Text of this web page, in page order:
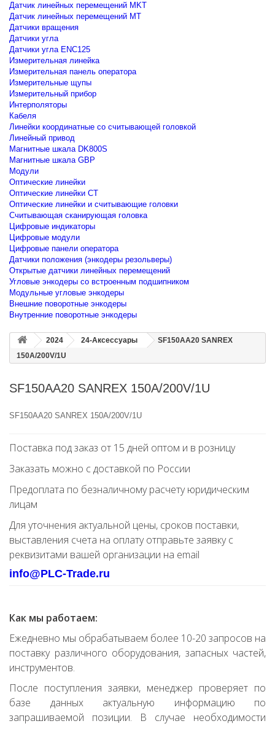
Датчик линейных перемещений MKT
Датчик линейных перемещений MT
Датчики вращения
Датчики угла
Датчики угла ENC125
Измерительная линейка
Измерительная панель оператора
Измерительные щупы
Измерительный прибор
Интерполяторы
Кабеля
Линейки координатные со считывающей головкой
Линейный привод
Магнитные шкала DK800S
Магнитные шкала GBP
Модули
Оптические линейки
Оптические линейки CT
Оптические линейки и считывающие головки
Считывающая сканирующая головка
Цифровые индикаторы
Цифровые модули
Цифровые панели оператора
Датчики положения (энкодеры резольверы)
Открытые датчики линейных перемещений
Угловые энкодеры со встроенным подшипником
Модульные угловые энкодеры
Внешние поворотные энкодеры
Внутренние поворотные энкодеры
2024 24-Аксессуары
SF150AA20 SANREX
150A/200V/1U
SF150AA20 SANREX 150A/200V/1U
SF150AA20 SANREX 150A/200V/1U
Поставка под заказ от 15 дней оптом и в розницу
Заказать можно с доставкой по России
Предоплата по безналичному расчету юридическим
лицам
Для уточнения актуальной цены, сроков поставки,
выставления счета на оплату отправьте заявку с
реквизитами вашей организации на email
info@PLC-Trade.ru
Как мы работаем:
Ежедневно мы обрабатываем более 10-20 запросов на
поставку различного оборудования, запасных частей,
инструментов.
После поступления заявки, менеджер проверяет по
базе данных актуальную информацию по
запрашиваемой позиции. В случае необходимости